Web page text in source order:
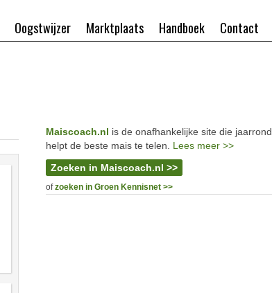
Contact
Handboek
Marktplaats
Oogstwijzer
Maiscoach.nl is de onafhankelijke site die jaarrond
helpt de beste mais te telen. Lees meer >>
Zoeken in Maiscoach.nl >>
ofzoeken in Groen Kennisnet >>